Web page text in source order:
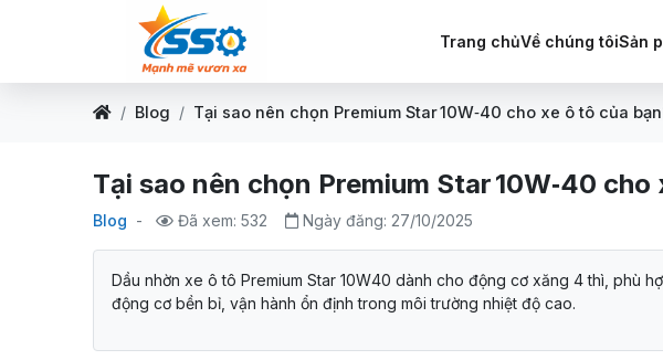
Trang chủVề chúng tôiSản
Blog Tại sao nên chọn Premium Star 10W‑40 cho xe ô tô của
Tại sao nên chọn Premium Star 10W‑40
Blog - Đã xem: 532 Ngày đăng: 27/10/2025
Dầu nhờn xe ô tô Premium Star 10W40 dành cho động cơ xăng 4 thì, phù
động cơ bền bỉ, vận hành ổn định trong môi trường nhiệt độ cao.